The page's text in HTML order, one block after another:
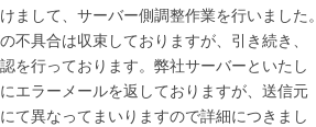
まして、サーバー側調整作業を行いました。
不具合は収束しておりますが、引き続き、
を行っております。弊社サーバーといたし
エラーメールを返しておりますが、送信元
て異なってまいりますので詳細につきまし